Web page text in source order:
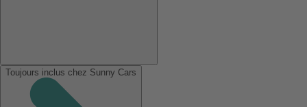
Toujours inclus chez Sunny Cars